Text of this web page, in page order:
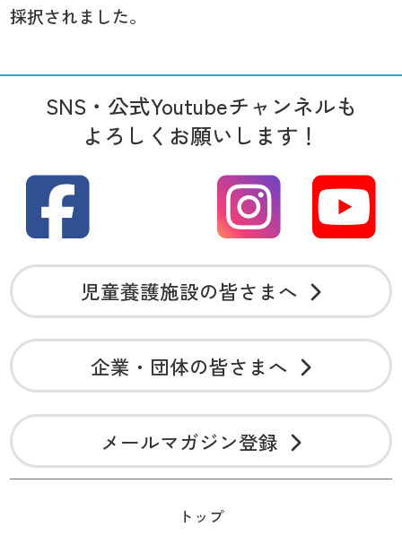
採択されました。
SNS・公式Youtubeチャンネルも
よろしくお願いします！
児童養護施設の皆さまへ
企業・団体の皆さまへ
メールマガジン登録
トップ